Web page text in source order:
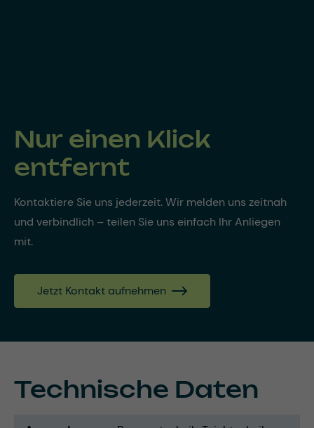
Nur einen Klick
entfernt
Kontaktiere Sie uns jederzeit. Wir melden uns zeitnah
und verbindlich – teilen Sie uns einfach Ihr Anliegen
mit.
Jetzt Kontakt aufnehmen
Technische Daten